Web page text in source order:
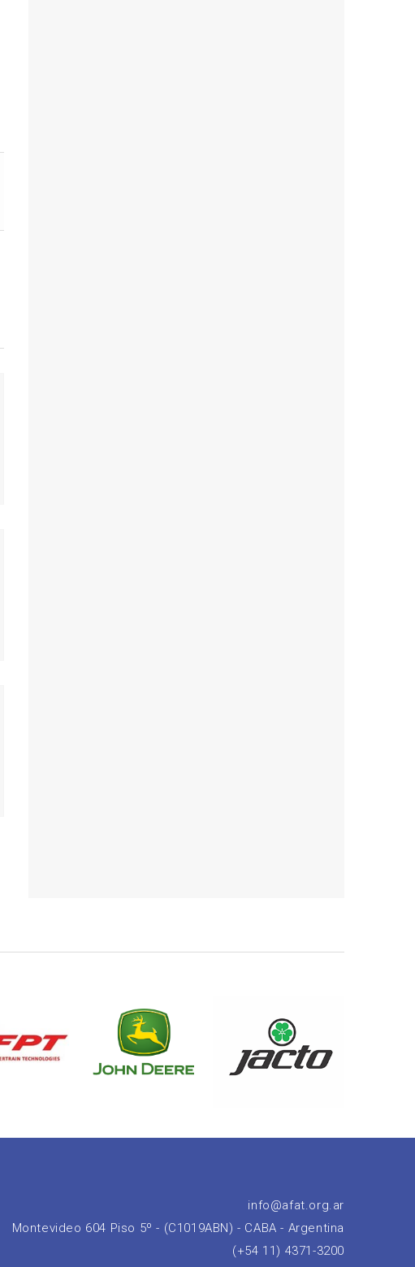
info@afat.org.ar
Montevideo 604 Piso 5º - (C1019ABN) - CABA - Argentina
(+54 11) 4371-3200